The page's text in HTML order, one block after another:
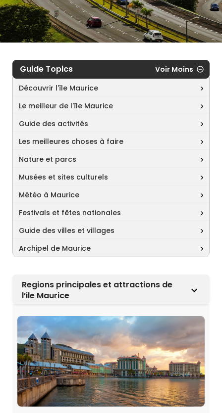
Guide Topics
Voir Moins
Découvrir l'île Maurice
Le meilleur de l'île Maurice
Guide des activités
Les meilleures choses à faire
Nature et parcs
Musées et sites culturels
Météo à Maurice
Festivals et fêtes nationales
Guide des villes et villages
Archipel de Maurice
Regions principales et attractions de
l’ile Maurice